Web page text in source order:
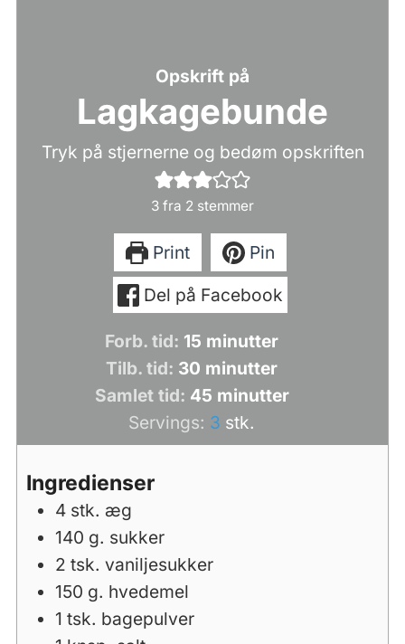
Opskrift på
Lagkagebunde
Tryk på stjernerne og bedøm opskriften
3 fra 2 stemmer
Print
Pin
Del på Facebook
Forb. tid: 15 minutter
minutter
Tilb. tid: 30 minutter
minutter
Samlet tid: 45minutter
minutter
Servings: 3 stk.
Ingredienser
4 stk. æg
140 g. sukker
2 tsk. vaniljesukker
150 g. hvedemel
1 tsk. bagepulver